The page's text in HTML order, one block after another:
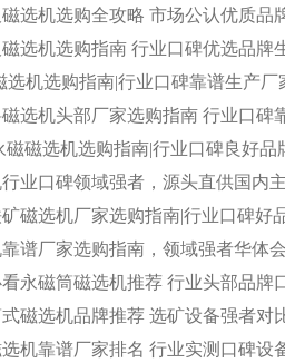
选机选购指南|行业口碑靠谱生产